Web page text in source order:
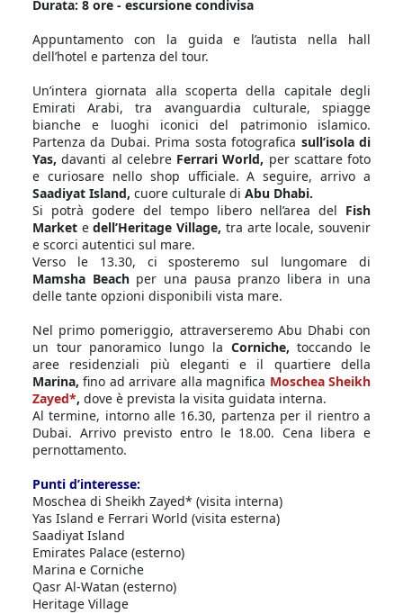
Durata: 8 ore - escursione condivisa
Appuntamento con la guida e l’autista nella hall
dell’hotel e partenza del tour.
Un’intera giornata alla scoperta della capitale degli
Emirati Arabi, tra avanguardia culturale, spiagge
bianche e luoghi iconici del patrimonio islamico.
Partenza da Dubai. Prima sosta fotografica sull’isola di
Yas, davanti al celebre Ferrari World, per scattare foto
e curiosare nello shop ufficiale. A seguire, arrivo a
Saadiyat Island, cuore culturale di Abu Dhabi.
Si potrà godere del tempo libero nell’area del Fish
Market edell’Heritage Village, tra arte locale, souvenir
e scorci autentici sul mare.
Verso le 13.30, ci sposteremo sul lungomare di
Mamsha Beach per una pausa pranzo libera in una
delle tante opzioni disponibili vista mare.
Nel primo pomeriggio, attraverseremo Abu Dhabi con
un tour panoramico lungo la Corniche,toccando le
aree residenziali più eleganti e il quartiere della
Marina, fino ad arrivare alla magnifica Moschea Sheikh
Zayed*, dove è prevista la visita guidata interna.
Al termine, intorno alle 16.30, partenza per il rientro a
Dubai. Arrivo previsto entro le 18.00. Cena libera e
pernottamento.
Punti d’interesse:
Moschea di Sheikh Zayed* (visita interna)
Yas Island e Ferrari World (visita esterna)
Saadiyat Island
Emirates Palace (esterno)
Marina e Corniche
Qasr Al-Watan (esterno)
Heritage Village